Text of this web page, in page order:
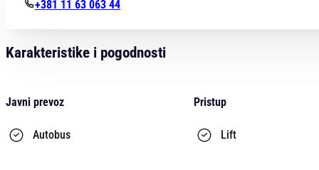
+381 11 63 063 44
Karakteristike i pogodnosti
Javni prevoz
Autobus
Pristup
Lift